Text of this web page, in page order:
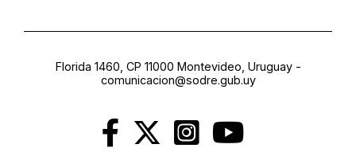
Florida 1460, CP 11000 Montevideo, Uruguay-
comunicacion@sodre.gub.uy